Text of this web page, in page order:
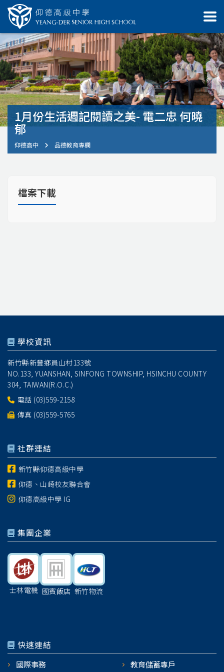
1月份生活週記閱讀之美- 電二忠 何曉
郁
仰德高中 品德教育專欄
檔案下載
學校資訊
新竹縣新豐鄉員山村133號
NO.133, YUANSHAN, SINFONG TOWNSHIP, HSINCHU COUNTY
304, TAIWAN(R.O.C.)
電話 (03)559-2158
傳真 (03)559-5765
社群連結
新竹縣仰德高級中學
仰德、山崎校友聯合會
仰德高級中學 IG
集團企業
士林電機 國賓飯店 新竹物流
快速連結
國際事務 教育儲蓄專戶